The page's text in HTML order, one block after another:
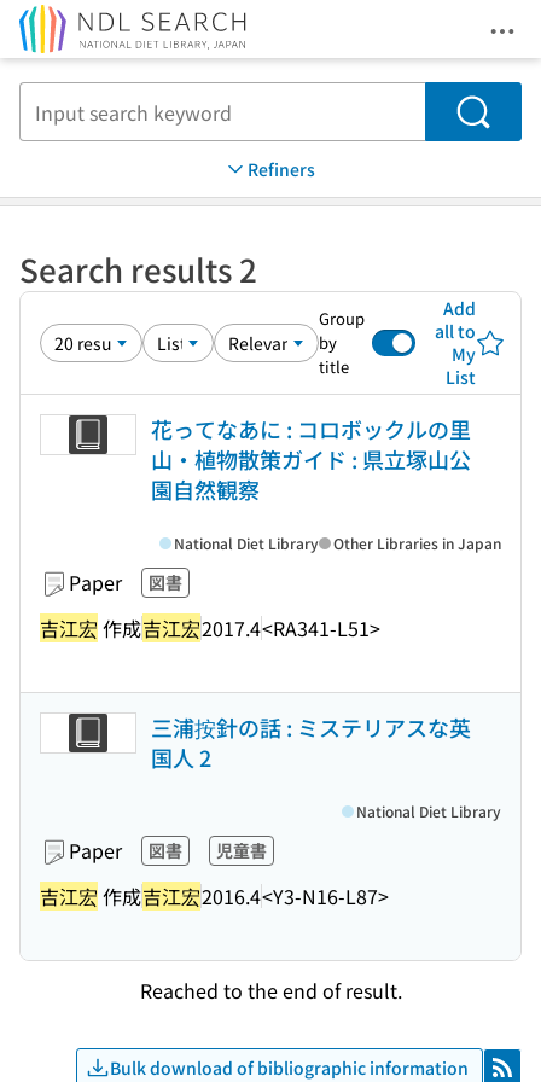
Search
Refiners
Search results 2
Group
by
title
Add
all to
My
List
花ってなあに : コロボックルの里
山・植物散策ガイド : 県立塚山公
園自然観察
Paper 図書
吉江宏 作成吉江宏2017.4<RA341-L51>
National Diet Library Other Libraries in Japan
三浦按針の話 : ミステリアスな英
国人 2
Paper 図書 児童書
吉江宏 作成吉江宏2016.4<Y3-N16-L87>
National Diet Library
Reached to the end of result.
Bulk download of bibliographic information